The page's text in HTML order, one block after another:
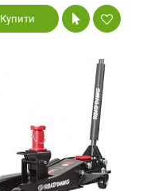
Купити